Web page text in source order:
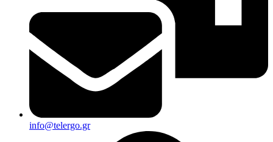
info@telergo.gr